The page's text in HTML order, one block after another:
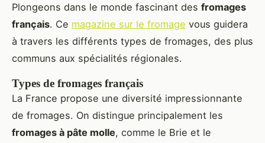
Plongeons dans le monde fascinant des fromages
français. Ce magazine sur le fromage vous guidera
à travers les différents types de fromages, des plus
communs aux spécialités régionales.
Types de fromages français
La France propose une diversité impressionnante
de fromages. On distingue principalement les
fromages à pâte molle, comme le Brie et le